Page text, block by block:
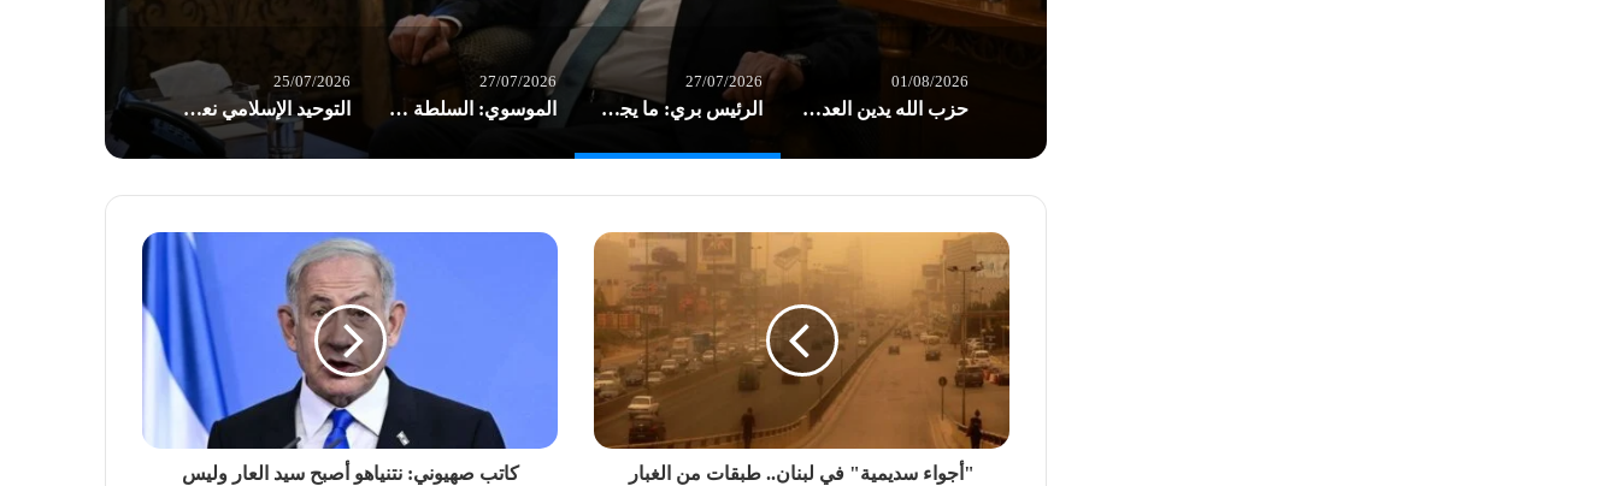
01/08/2026
حزب الله يدين العدوان الأميركي على العراق: تداعياته بالغة الخطورة على المنطقة بأسرها
27/07/2026
الرئيس بري: ما يجري في “المناطق التجريبية” يؤكد مخاوفنا.. ومتمسّك برفض أي تفاوض مباشر
27/07/2026
الموسوي: السلطة التنفيذية في لبنان تغطي العدو وتزور الحقائق
25/07/2026
التوحيد الإسلامي نعت المناضل أوكاموتو.. وأشادت بعملية الضفة الغربية البطولية
"أجواء سديمية" في لبنان.. طبقات من الغبار
كاتب صهيوني: نتنياهو أصبح سيد العار وليس